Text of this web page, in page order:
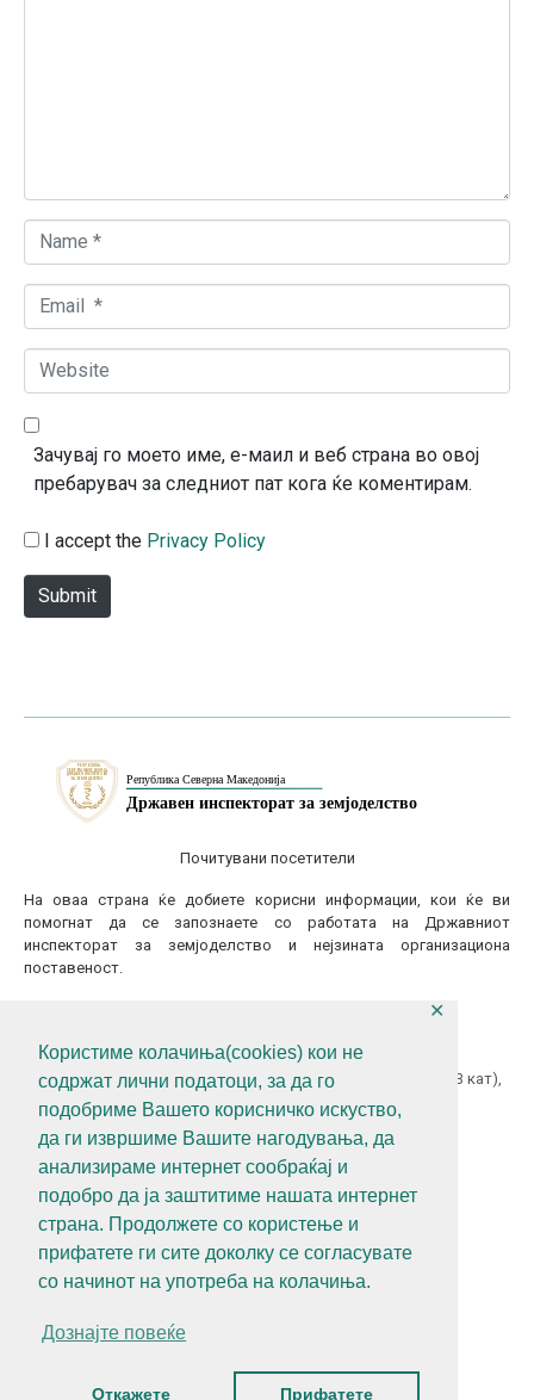
Користиме колачиња(cookies) кои не
содржат лични податоци, за да го
подобриме Вашето корисничко искуство,
да ги извршиме Вашите нагодувања, да
анализираме интернет сообраќај и
подобро да ја заштитиме нашата интернет
страна. Продолжете со користење и
прифатете ги сите доколку се согласувате
со начинот на употреба на колачиња.
Дознајте повеќе
Откажете Прифатете
✕
a
m
*
m
a
*
e
b
e
Зачувај го моето име, е-маил и веб страна во овој
пребарувач за следниот пат кога ќе коментирам.
I accept the Privacy Policy
Submit
Почитувани посетители
На оваа страна ќе добиете корисни информации, кои ќе ви
помогнат да се запознаете со работата на Државниот
инспекторат за земјоделство и нејзината организациона
поставеност.
ул.Гоце Делчев бр.18 (Македонска Радио Телевизија 13 кат),
1000 Скопје, Р.С.Македонија
+389 (0)2 3121 462
+389 (0)2 3121 462
diz@diz.gov.mk
СЛЕДЕТЕ НЕ